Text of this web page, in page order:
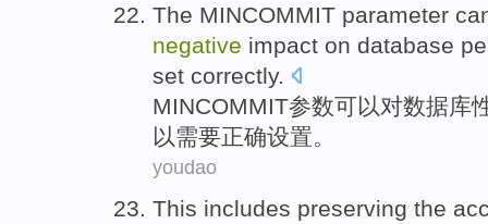
The MINCOMMIT parameter
negative impact on database
set correctly.
MINCOMMIT参数可以对数据库
以需要正确设置。
youdao
This includes preserving the